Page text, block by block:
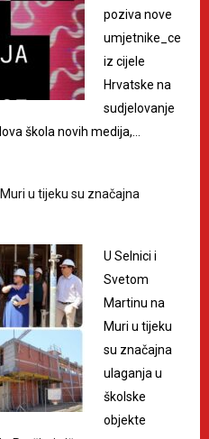
poziva nove
umjetnike_ce
iz cijele
Hrvatske na
sudjelovanje
škola novih medija,…
u tijeku su značajna
U Selnici i
Svetom
Martinu na
Muri u tijeku
su značajna
ulaganja u
školske
objekte